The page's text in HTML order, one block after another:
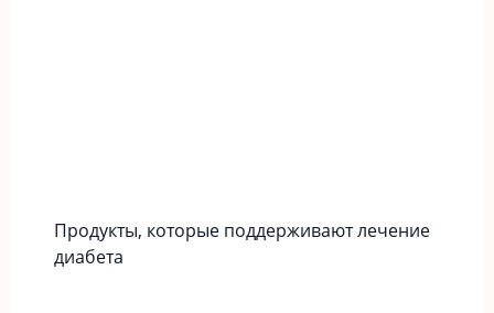
Продукты, которые поддерживают лечение
диабета